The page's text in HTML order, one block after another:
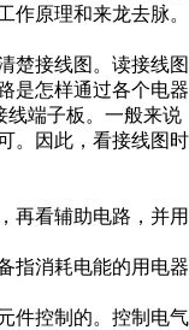
作原理和来龙去脉。
楚接线图。读接线
是怎样通过各个电
端子板。一般来
。因此，看接线图
再看辅助电路，并
指消耗电能的用电
件控制的。控制电